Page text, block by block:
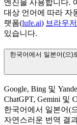
엔진을 사용합니다.
대상 언어에 따라 자
랫폼(lufe.ai) 브라우
있습니다.
한국어에서 일본어(으)
Google, Bing 및
ChatGPT, Gemini 및
한국어에서 일본어(
자연스러운 번역 결